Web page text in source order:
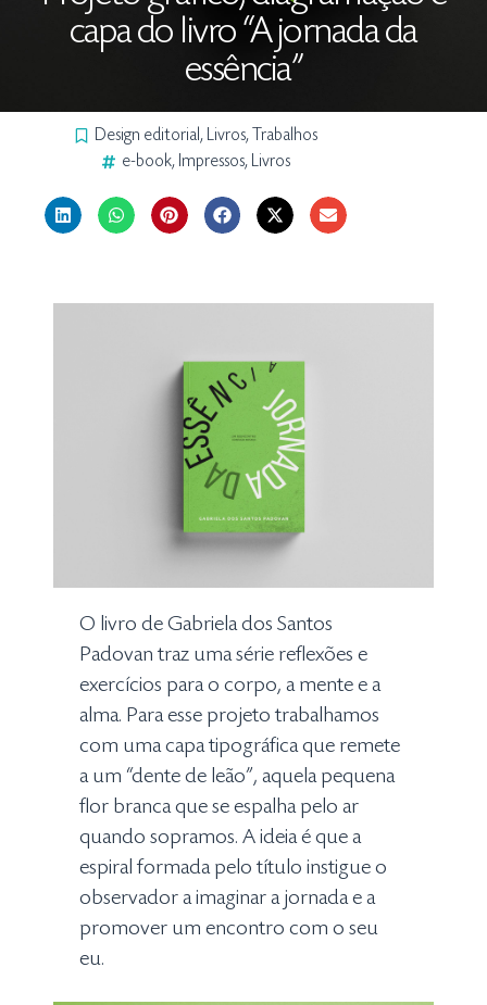
capa do livro “A jornada da
essência”
Design editorial , Livros,
Trabalhos
e-book, Impressos, Livros
O livro de Gabriela dos Santos
Padovan traz uma série reflexões e
exercícios para o corpo, a mente e a
alma. Para esse projeto trabalhamos
com uma capa tipográfica que remete
a um “dente de leão”, aquela pequena
flor branca que se espalha pelo ar
quando sopramos. A ideia é que a
espiral formada pelo título instigue o
observador a imaginar a jornada e a
promover um encontro com o seu
eu.